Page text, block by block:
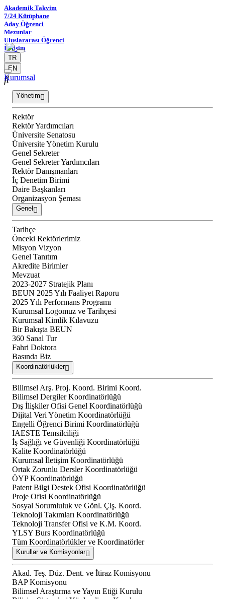
Akademik Takvim
7/24 Kütüphane
Aday Öğrenci
Mezunlar
Uluslararası Öğrenci
İletişim
TR
EN
Kurumsal
Yönetim
Rektör
Rektör Yardımcıları
Üniversite Senatosu
Üniversite Yönetim Kurulu
Genel Sekreter
Genel Sekreter Yardımcıları
Rektör Danışmanları
İç Denetim Birimi
Daire Başkanları
Organizasyon Şeması
Genel
Tarihçe
Önceki Rektörlerimiz
Misyon Vizyon
Genel Tanıtım
Akredite Birimler
Mevzuat
2023-2027 Stratejik Planı
BEUN 2025 Yılı Faaliyet Raporu
2025 Yılı Performans Programı
Kurumsal Logomuz ve Tarihçesi
Kurumsal Kimlik Kılavuzu
Bir Bakışta BEUN
360 Sanal Tur
Fahri Doktora
Basında Biz
Koordinatörlükler
Bilimsel Arş. Proj. Koord. Birimi Koord.
Bilimsel Dergiler Koordinatörlüğü
Dış İlişkiler Ofisi Genel Koordinatörlüğü
Dijital Veri Yönetim Koordinatörlüğü
Engelli Öğrenci Birimi Koordinatörlüğü
IAESTE Temsilciliği
İş Sağlığı ve Güvenliği Koordinatörlüğü
Kalite Koordinatörlüğü
Kurumsal İletişim Koordinatörlüğü
Ortak Zorunlu Dersler Koordinatörlüğü
ÖYP Koordinatörlüğü
Patent Bilgi Destek Ofisi Koordinatörlüğü
Proje Ofisi Koordinatörlüğü
Sosyal Sorumluluk ve Gönl. Çlş. Koord.
Teknoloji Takımları Koordinatörlüğü
Teknoloji Transfer Ofisi ve K.M. Koord.
YLSY Burs Koordinatörlüğü
Tüm Koordinatörlükler ve Koordinatörler
Kurullar ve Komisyonlar
Akad. Teş. Düz. Dent. ve İtiraz Komisyonu
BAP Komisyonu
Bilimsel Araştırma ve Yayın Etiği Kurulu